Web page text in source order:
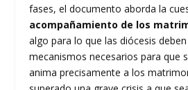
fases, el documento aborda la
acompañamiento de los
algo para lo que las diócesis
mecanismos necesarios para que
anima precisamente a los